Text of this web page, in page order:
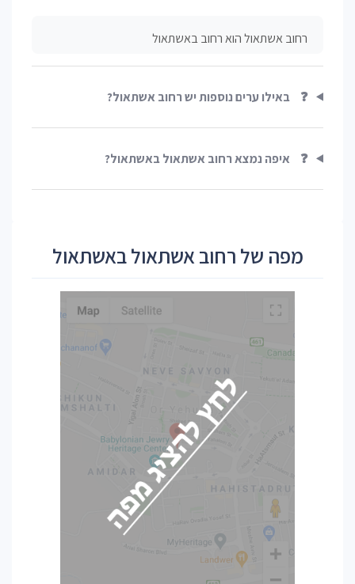
רחוב אשתאול הוא רחוב באשתאול
❓ באילו ערים נוספות יש רחוב אשתאול?
❓ איפה נמצא רחוב אשתאול באשתאול?
מפה של רחוב אשתאול באשתאול